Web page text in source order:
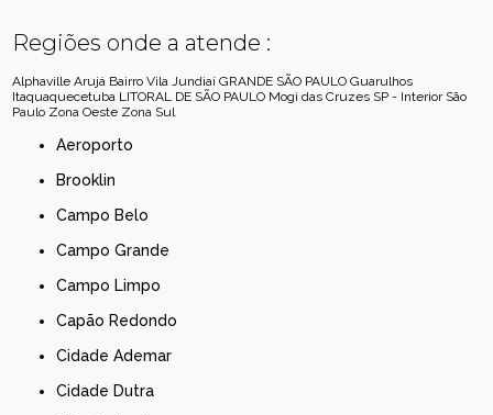
Regiões onde a atende :
Alphaville Arujá Bairro Vila Jundiaí GRANDE SÃO PAULO Guarulhos
Itaquaquecetuba LITORAL DE SÃO PAULO Mogi das Cruzes SP - Interior São
Paulo Zona Oeste Zona Sul
Aeroporto
Brooklin
Campo Belo
Campo Grande
Campo Limpo
Capão Redondo
Cidade Ademar
Cidade Dutra